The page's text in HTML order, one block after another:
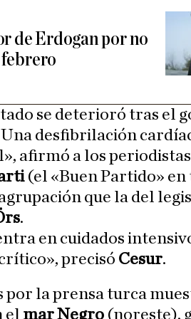
de Erdogan por no
febrero
se deterioró tras el
desfibrilación
afirmó a los
(el «Buen Partido» en
que la del
.
en cuidados
precisó Cesur.
por la prensa turca
el mar Negro (noreste),